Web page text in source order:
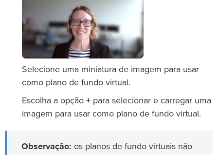
Selecione uma miniatura de imagem para usar
como plano de fundo virtual.
Escolha a opção + para selecionar e carregar uma
imagem para usar como plano de fundo virtual.
Observação: os planos de fundo virtuais não